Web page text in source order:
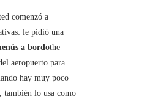
comenzó a
le pidió una
a bordothe
aeropuerto para
hay muy poco
también lo usa como